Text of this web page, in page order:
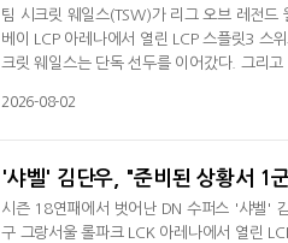
팀 시크릿 웨일스(TSW)가 리그 오브 레전
베이 LCP 아레나에서 열린 LCP 스플릿3 스
크릿 웨일스는 단독 선두를 이어갔다. 그리
릿2서 우승을 차지했다. 팀 시크릿 웨일스는
2026-08-02
'샤벨' 김단우, "준비된 상황서 1
시즌 18연패에서 벗어난 DN 수퍼스 '샤벨'
구 그랑서울 롤파크 LCK 아레나에서 열린